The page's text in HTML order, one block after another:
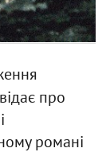
про
романі